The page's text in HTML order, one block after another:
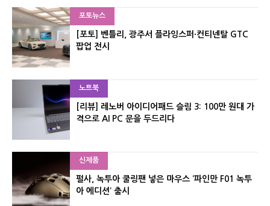
포토뉴스
[포토] 벤틀리, 광주서 플라잉스퍼·컨티넨탈 GTC
팝업 전시
노트북
[리뷰] 레노버 아이디어패드 슬림 3: 100만 원대 가
격으로 AI PC 문을 두드리다
신제품
펄사, 녹투아 쿨링팬 넣은 마우스 ‘파인만 F01 녹투
아 에디션’ 출시